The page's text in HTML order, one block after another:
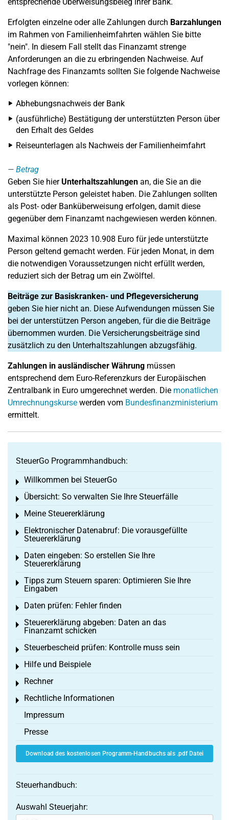
Erfolgten einzelne oder alle Zahlungen durch Barzahlungen
im Rahmen von Familienheimfahrten wählen Sie bitte
"nein". In diesem Fall stellt das Finanzamt strenge
Anforderungen an die zu erbringenden Nachweise. Auf
Nachfrage des Finanzamts sollten Sie folgende Nachweise
vorlegen können:
Abhebungsnachweis der Bank
(ausführliche) Bestätigung der unterstützten Person über
den Erhalt des Geldes
Reiseunterlagen als Nachweis der Familienheimfahrt
Betrag
Geben Sie hier Unterhaltszahlungen an, die Sie an die
unterstützte Person geleistet haben. Die Zahlungen sollten
als Post- oder Banküberweisung erfolgen, damit diese
gegenüber dem Finanzamt nachgewiesen werden können.
Maximal können 2023 10.908 Euro für jede unterstützte
Person geltend gemacht werden. Für jeden Monat, in dem
die notwendigen Voraussetzungen nicht erfüllt werden,
reduziert sich der Betrag um ein Zwölftel.
Beiträge zur Basiskranken- und Pflegeversicherung
geben Sie hier nicht an. Diese Aufwendungen müssen Sie
bei der unterstützen Person angeben, für die die Beiträge
übernommen wurden. Die Versicherungsbeiträge sind
zusätzlich zu den Unterhaltszahlungen abzugsfähig.
Zahlungen in ausländischer Währung müssen
entsprechend dem Euro-Referenzkurs der Europäischen
Zentralbank in Euro umgerechnet werden. Die monatlichen
Umrechnungskurse werden vom Bundesfinanzministerium
ermittelt.
SteuerGo Programmhandbuch:
Willkommen bei SteuerGo
Toggle menu
Übersicht: So verwalten Sie Ihre Steuerfälle
Toggle menu
Meine Steuererklärung
Toggle menu
Elektronischer Datenabruf: Die vorausgefüllte
Steuererklärung
Toggle menu
Daten eingeben: So erstellen Sie Ihre
Steuererklärung
Toggle menu
Tipps zum Steuern sparen: Optimieren Sie Ihre
Eingaben
Toggle menu
Daten prüfen: Fehler finden
Toggle menu
Steuererklärung abgeben: Daten an das
Finanzamt schicken
Toggle menu
Steuerbescheid prüfen: Kontrolle muss sein
Toggle menu
Hilfe und Beispiele
Toggle menu
Rechner
Toggle menu
Rechtliche Informationen
Toggle menu
Impressum
Presse
Download des kostenlosen Programm-Handbuchs als .pdf Datei
Steuerhandbuch:
Auswahl Steuerjahr: